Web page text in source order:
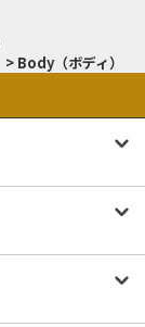
> Body（ボディ）